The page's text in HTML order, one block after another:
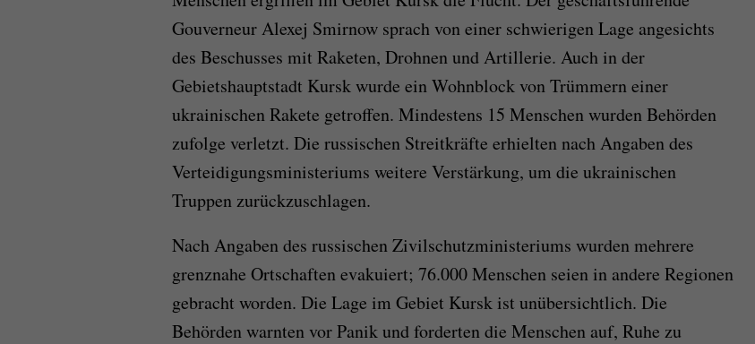
Gouverneur Alexej Smirnow sprach von einer schwierigen Lage angesichts
des Beschusses mit Raketen, Drohnen und Artillerie. Auch in der
Gebietshauptstadt Kursk wurde ein Wohnblock von Trümmern einer
ukrainischen Rakete getroffen. Mindestens 15 Menschen wurden Behörden
zufolge verletzt. Die russischen Streitkräfte erhielten nach Angaben des
Verteidigungsministeriums weitere Verstärkung, um die ukrainischen
Truppen zurückzuschlagen.
Nach Angaben des russischen Zivilschutzministeriums wurden mehrere
grenznahe Ortschaften evakuiert; 76.000 Menschen seien in andere Regionen
gebracht worden. Die Lage im Gebiet Kursk ist unübersichtlich. Die
Behörden warnten vor Panik und forderten die Menschen auf, Ruhe zu